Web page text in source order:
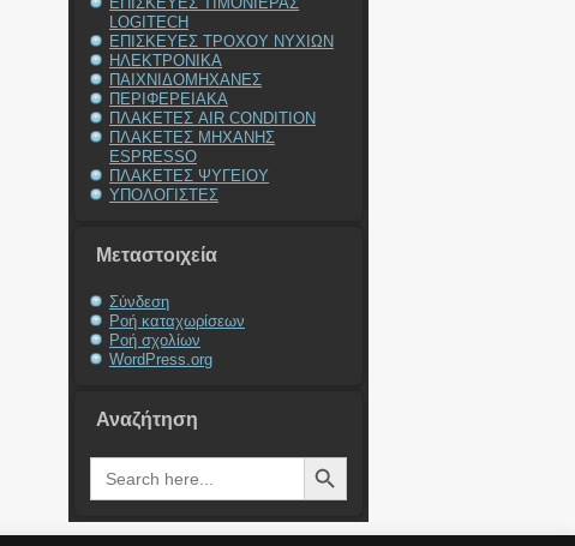
LOGITECH
ΕΠΙΣΚΕΥΕΣ ΤΡΟΧΟΥ ΝΥΧΙΩΝ
ΗΛΕΚΤΡΟΝΙΚΑ
ΠΑΙΧΝΙΔΟΜΗΧΑΝΕΣ
ΠΕΡΙΦΕΡΕΙΑΚΑ
ΠΛΑΚΕΤΕΣ AIR CONDITION
ΠΛΑΚΕΤΕΣ ΜΗΧΑΝΗΣ
ESPRESSO
ΠΛΑΚΕΤΕΣ ΨΥΓΕΙΟΥ
ΥΠΟΛΟΓΙΣΤΕΣ
Μεταστοιχεία
Σύνδεση
Ροή καταχωρίσεων
Ροή σχολίων
WordPress.org
Αναζήτηση
Search
for:
Search Button